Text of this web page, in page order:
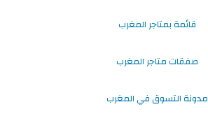
قائمة بمتاجر المغرب
صفقات متاجر المغرب
مدونة التسوق في المغرب